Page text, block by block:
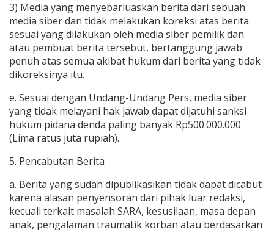
3) Media yang menyebarluaskan berita dari sebuah
media siber dan tidak melakukan koreksi atas berita
sesuai yang dilakukan oleh media siber pemilik dan
atau pembuat berita tersebut, bertanggung jawab
penuh atas semua akibat hukum dari berita yang tidak
dikoreksinya itu.
e. Sesuai dengan Undang-Undang Pers, media siber
yang tidak melayani hak jawab dapat dijatuhi sanksi
hukum pidana denda paling banyak Rp500.000.000
(Lima ratus juta rupiah).
5. Pencabutan Berita
a. Berita yang sudah dipublikasikan tidak dapat dicabut
karena alasan penyensoran dari pihak luar redaksi,
kecuali terkait masalah SARA, kesusilaan, masa depan
anak, pengalaman traumatik korban atau berdasarkan